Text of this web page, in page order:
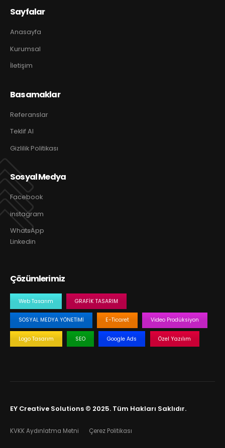
Sayfalar
Anasayfa
Kurumsal
İletişim
Basamaklar
Referanslar
Teklif Al
Gizlilik Politikası
Sosyal Medya
Facebook
instagram
WhatsApp
Linkedin
Çözümlerimiz
Web Tasarım GRAFIK TASARIM
SOSYAL MEDYA YÖNETIMI E-Ticaret Video Prodüksiyon
Logo Tasarım SEO Google Ads Özel Yazılım
EY Creative Solutions © 2025. Tüm Hakları Saklıdır.
KVKK Aydınlatma Metni Çerez Politikası